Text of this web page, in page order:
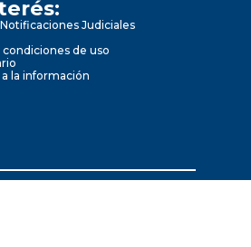
Judiciales
de uso
la información